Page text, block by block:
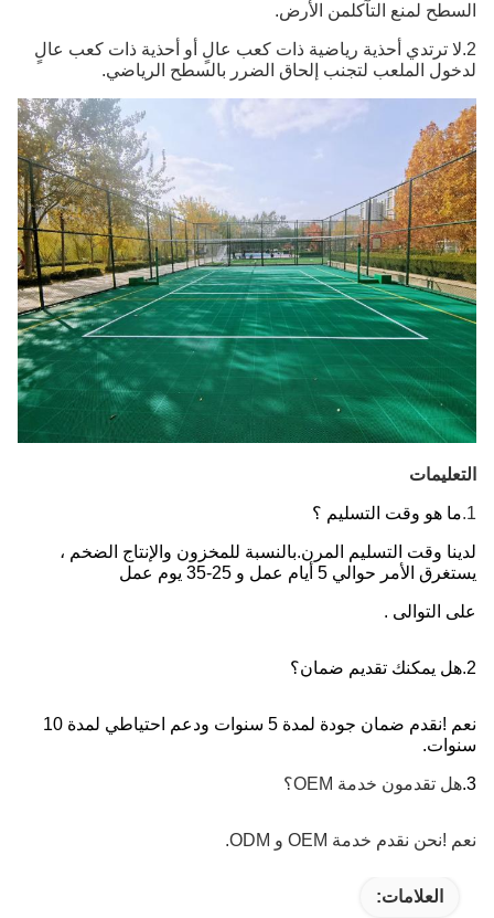
السطح لمنع التآكلمن الأرض.
2.لا ترتدي أحذية رياضية ذات كعب عالٍ أو أحذية ذات كعب عالٍ
لدخول الملعب لتجنب إلحاق الضرر بالسطح الرياضي.
التعليمات
1. ما هو وقت التسليم ؟
لدينا وقت التسليم المرن.بالنسبة للمخزون والإنتاج الضخم ،
يستغرق الأمر حوالي 5 أيام عمل و 25-35 يوم عمل
على التوالى .
2.هل يمكنك تقديم ضمان؟
نعم !نقدم ضمان جودة لمدة 5 سنوات ودعم احتياطي لمدة 10
سنوات.
3. هل تقدمون خدمة OEM؟
نعم !نحن نقدم خدمة OEM و ODM.
العلامات: